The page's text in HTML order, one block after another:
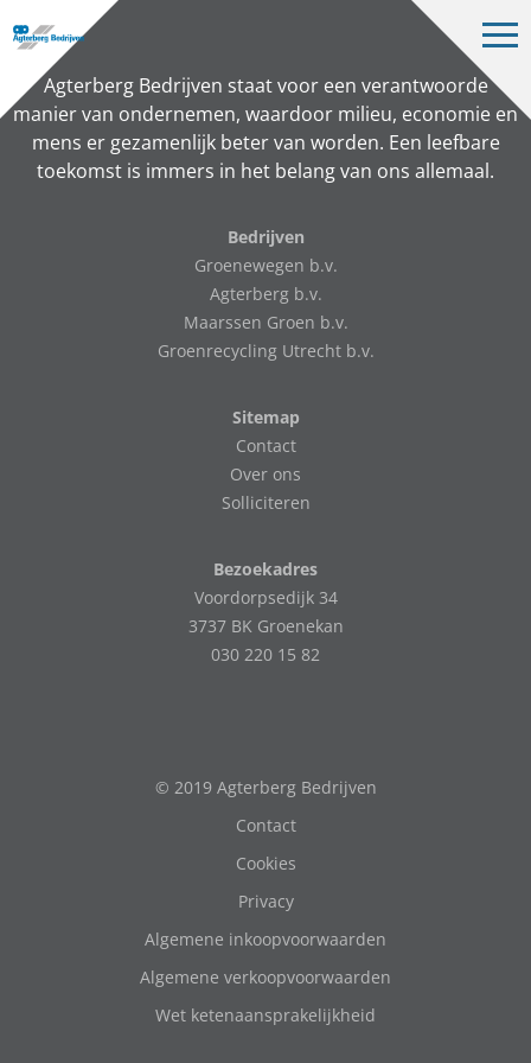
Bedrijven
Projecten
Over ons
Agterberg Bedrijven staat voor een verantwoorde
manier van ondernemen, waardoor milieu, economie en
mens er gezamenlijk beter van worden. Een leefbare
toekomst is immers in het belang van ons allemaal.
Bedrijven
Groenewegen b.v.
Agterberg b.v.
Maarssen Groen b.v.
Groenrecycling Utrecht b.v.
Sitemap
Contact
Over ons
Solliciteren
Bezoekadres
Voordorpsedijk 34
3737 BK Groenekan
030 220 15 82
© 2019 Agterberg Bedrijven
Contact
Cookies
Privacy
Algemene inkoopvoorwaarden
Algemene verkoopvoorwaarden
Wet ketenaansprakelijkheid